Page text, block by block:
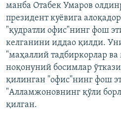
манба Отабек Умаров
президент куёвига
"қудратли офис"нинг фош
келганини иддао қилди.
"маҳаллий тадбиркорлар ва
ноқонуний босимлар
қилинган "офис"нинг фош
"Алламжоновнинг қўли
қилган.